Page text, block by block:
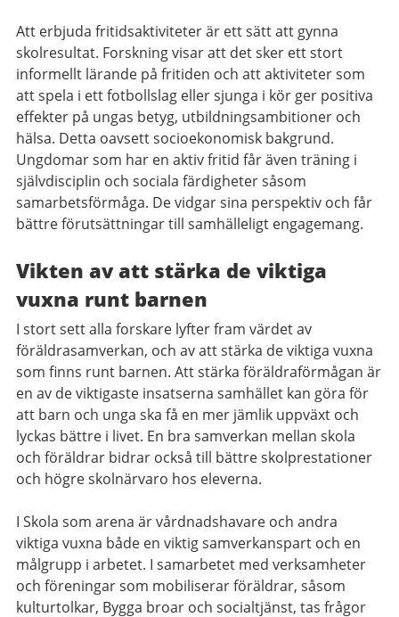
Att erbjuda fritidsaktiviteter är ett sätt att gynna
skolresultat. Forskning visar att det sker ett stort
informellt lärande på fritiden och att aktiviteter som
att spela i ett fotbollslag eller sjunga i kör ger positiva
effekter på ungas betyg, utbildningsambitioner och
hälsa. Detta oavsett socioekonomisk bakgrund.
Ungdomar som har en aktiv fritid får även träning i
självdisciplin och sociala färdigheter såsom
samarbetsförmåga. De vidgar sina perspektiv och får
bättre förutsättningar till samhälleligt engagemang.
Vikten av att stärka de viktiga
vuxna runt barnen
I stort sett alla forskare lyfter fram värdet av
föräldrasamverkan, och av att stärka de viktiga vuxna
som finns runt barnen. Att stärka föräldraförmågan är
en av de viktigaste insatserna samhället kan göra för
att barn och unga ska få en mer jämlik uppväxt och
lyckas bättre i livet. En bra samverkan mellan skola
och föräldrar bidrar också till bättre skolprestationer
och högre skolnärvaro hos eleverna.
I Skola som arena är vårdnadshavare och andra
viktiga vuxna både en viktig samverkanspart och en
målgrupp i arbetet. I samarbetet med verksamheter
och föreningar som mobiliserar föräldrar, såsom
kulturtolkar, Bygga broar och socialtjänst, tas frågor